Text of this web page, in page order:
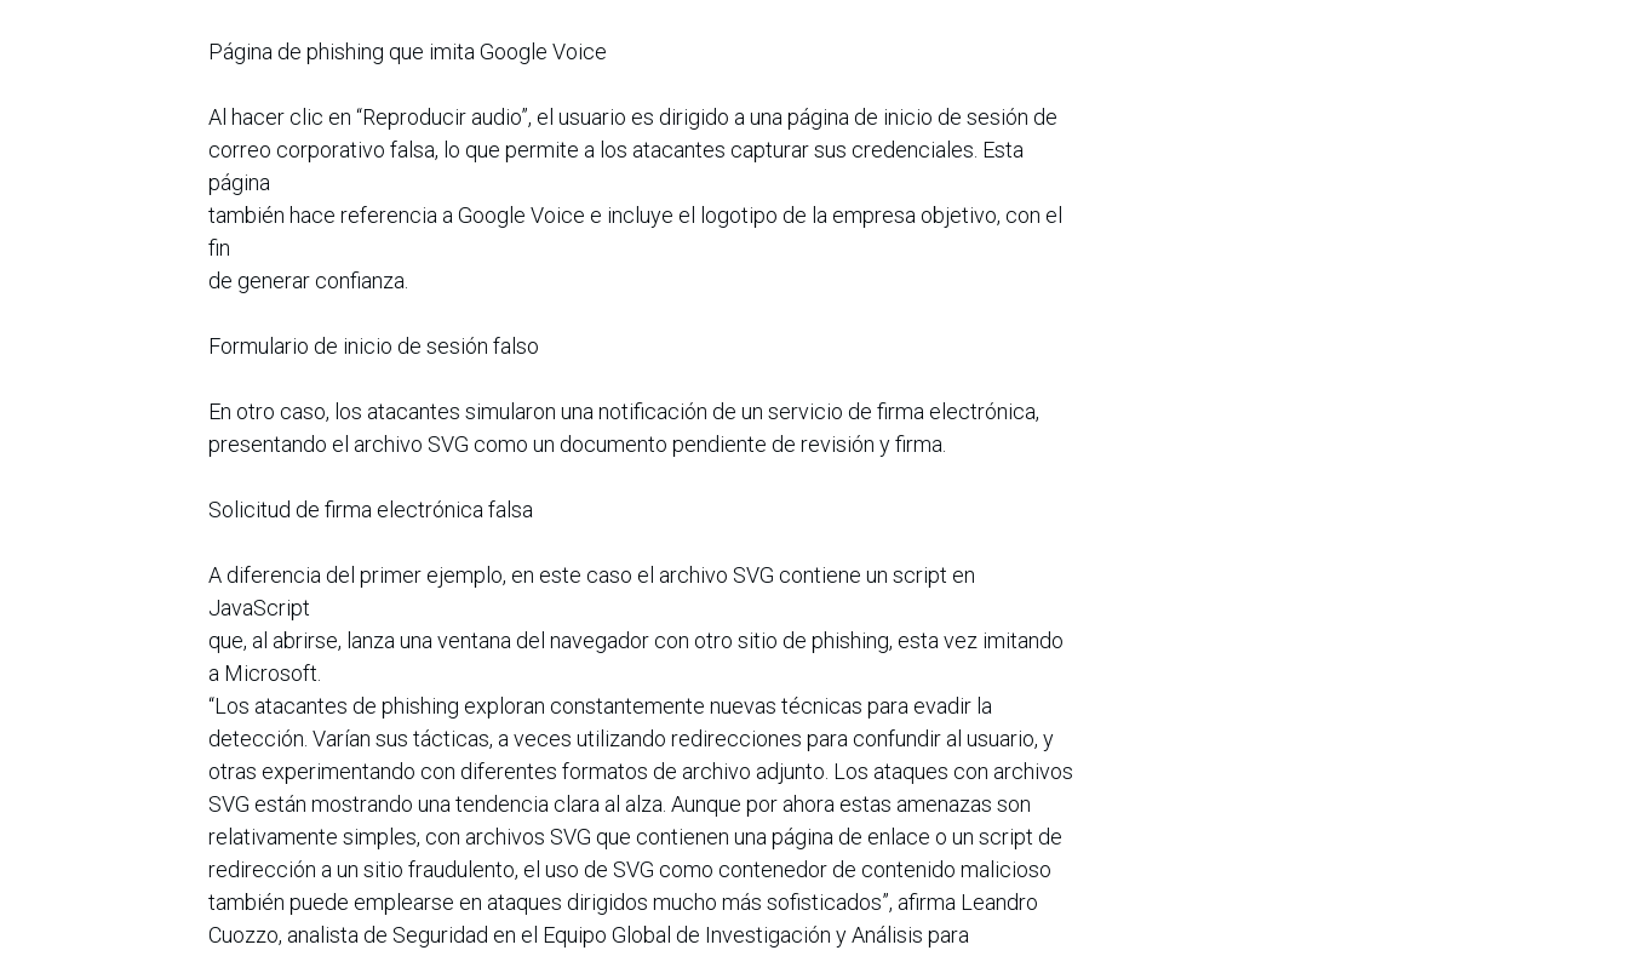
Página de phishing que imita Google Voice
Al hacer clic en “Reproducir audio”, el usuario es dirigido a una página de inicio de sesión de
correo corporativo falsa, lo que permite a los atacantes capturar sus credenciales. Esta
página
también hace referencia a Google Voice e incluye el logotipo de la empresa objetivo, con el
fin
de generar confianza.
Formulario de inicio de sesión falso
En otro caso, los atacantes simularon una notificación de un servicio de firma electrónica,
presentando el archivo SVG como un documento pendiente de revisión y firma.
Solicitud de firma electrónica falsa
A diferencia del primer ejemplo, en este caso el archivo SVG contiene un script en
JavaScript
que, al abrirse, lanza una ventana del navegador con otro sitio de phishing, esta vez imitando
a Microsoft.
“Los atacantes de phishing exploran constantemente nuevas técnicas para evadir la
detección. Varían sus tácticas, a veces utilizando redirecciones para confundir al usuario, y
otras experimentando con diferentes formatos de archivo adjunto. Los ataques con archivos
SVG están mostrando una tendencia clara al alza. Aunque por ahora estas amenazas son
relativamente simples, con archivos SVG que contienen una página de enlace o un script de
redirección a un sitio fraudulento, el uso de SVG como contenedor de contenido malicioso
también puede emplearse en ataques dirigidos mucho más sofisticados”, afirma Leandro
Cuozzo, analista de Seguridad en el Equipo Global de Investigación y Análisis para